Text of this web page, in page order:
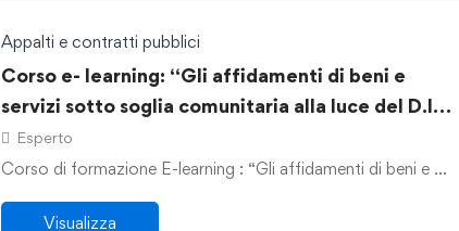
Appalti e contratti pubblici
Corso e- learning: “Gli affidamenti di beni e
servizi sotto soglia comunitaria alla luce del D.lgs.
36/2023: le modalità degli affidamenti dei servizi
legali.”
Esperto
Corso di formazione E-learning : “Gli affidamenti di beni e …
Visualizza